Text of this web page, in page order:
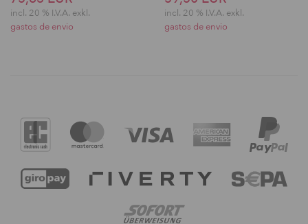
incl. 20 % I.V.A. exkl.
gastos de envio
incl. 20 % I.V.A. exkl.
gastos de envio